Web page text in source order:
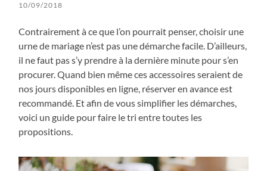
10/09/2018
Contrairement à ce que l’on pourrait penser, choisir une
urne de mariage n’est pas une démarche facile. D’ailleurs,
il ne faut pas s’y prendre à la dernière minute pour s’en
procurer. Quand bien même ces accessoires seraient de
nos jours disponibles en ligne, réserver en avance est
recommandé. Et afin de vous simplifier les démarches,
voici un guide pour faire le tri entre toutes les
propositions.